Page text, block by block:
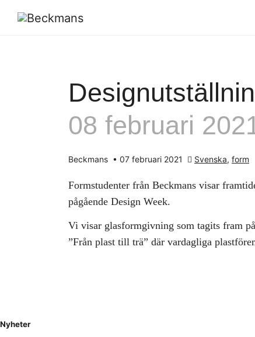
08 februari
Beckmans • 07 februari 2021 Svenska, form
Formstudenter från Beckmans visar
pågående Design Week.
Vi visar glasformgivning som tagits fram
”Från plast till trä” där vardagliga
Nyheter